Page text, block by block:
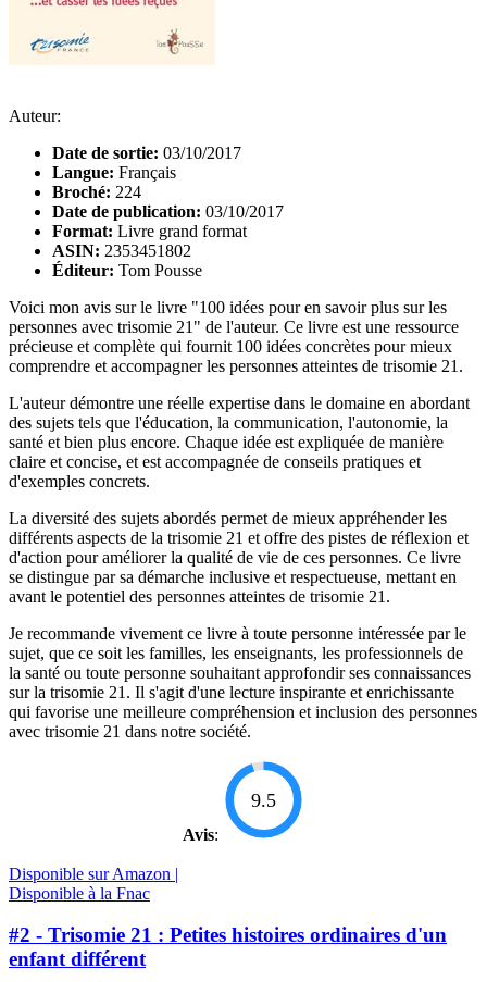
Auteur:
Date de sortie: 03/10/2017
Langue: Français
Broché: 224
Date de publication: 03/10/2017
Format: Livre grand format
ASIN: 2353451802
Éditeur: Tom Pousse
Voici mon avis sur le livre "100 idées pour en savoir plus sur les
personnes avec trisomie 21" de l'auteur. Ce livre est une ressource
précieuse et complète qui fournit 100 idées concrètes pour mieux
comprendre et accompagner les personnes atteintes de trisomie 21.
L'auteur démontre une réelle expertise dans le domaine en abordant
des sujets tels que l'éducation, la communication, l'autonomie, la
santé et bien plus encore. Chaque idée est expliquée de manière
claire et concise, et est accompagnée de conseils pratiques et
d'exemples concrets.
La diversité des sujets abordés permet de mieux appréhender les
différents aspects de la trisomie 21 et offre des pistes de réflexion et
d'action pour améliorer la qualité de vie de ces personnes. Ce livre
se distingue par sa démarche inclusive et respectueuse, mettant en
avant le potentiel des personnes atteintes de trisomie 21.
Je recommande vivement ce livre à toute personne intéressée par le
sujet, que ce soit les familles, les enseignants, les professionnels de
la santé ou toute personne souhaitant approfondir ses connaissances
sur la trisomie 21. Il s'agit d'une lecture inspirante et enrichissante
qui favorise une meilleure compréhension et inclusion des personnes
avec trisomie 21 dans notre société.
Avis:
9.5
Disponible sur Amazon |
Disponible à la Fnac
#2 - Trisomie 21 : Petites histoires ordinaires d'un
enfant différent